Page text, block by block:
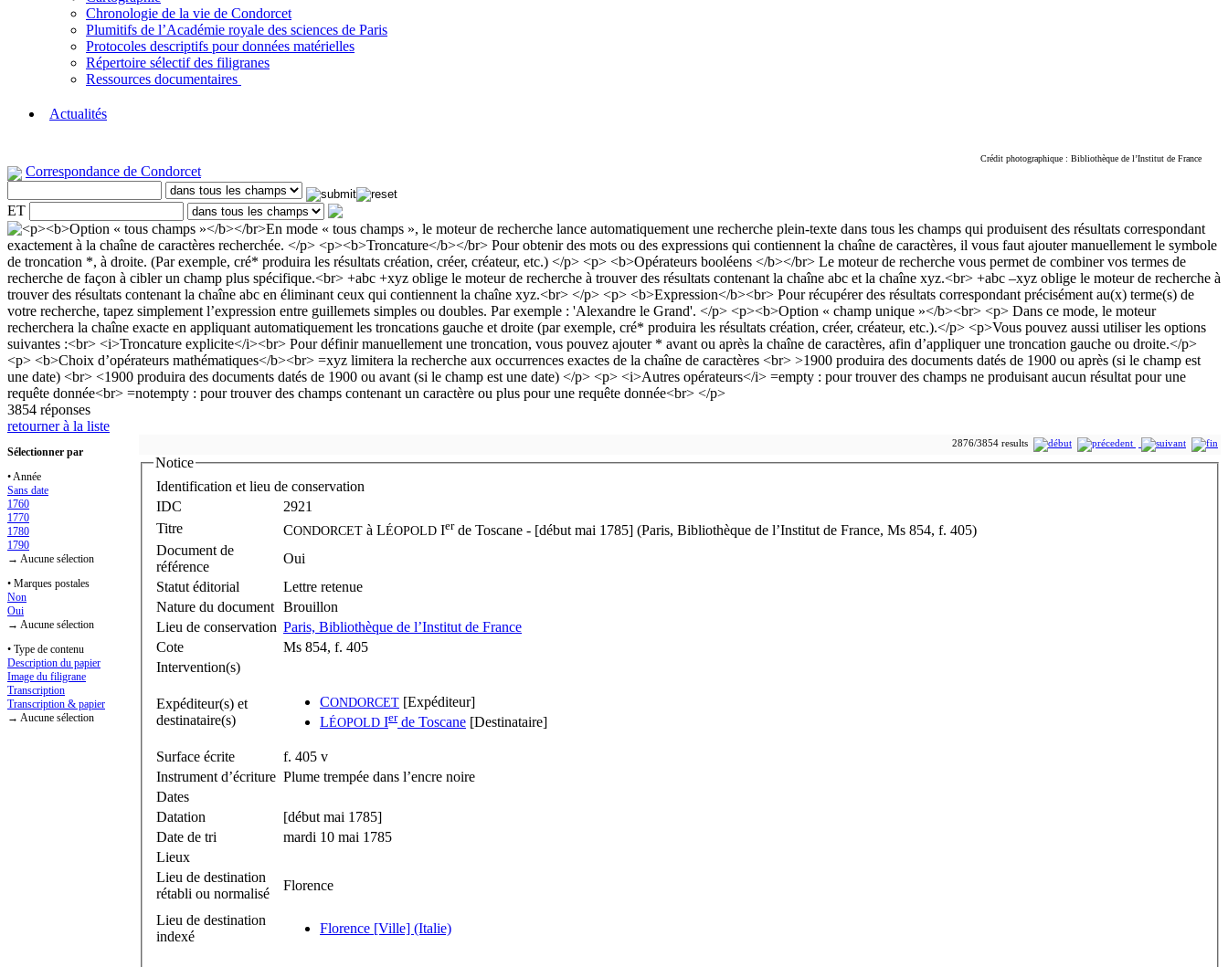
Chronologie de la vie de Condorcet
Plumitifs de l’Académie royale des sciences de Paris
Protocoles descriptifs pour données matérielles
Répertoire sélectif des filigranes
Ressources documentaires
Actualités
Crédit photographique : Bibliothèque de l’Institut de France
Correspondance de Condorcet
ET
3854 réponses
retourner à la liste
Sélectionner par
• Année
Sans date
1760
1770
1780
1790
→ Aucune sélection
• Marques postales
Non
Oui
→ Aucune sélection
• Type de contenu
Description du papier
Image du filigrane
Transcription
Transcription & papier
→ Aucune sélection
2876/3854 results
Notice
Identification et lieu de conservation
IDC
2921
Titre
CONDORCET à LÉOPOLD Ierde Toscane - [début mai 1785] (Paris, Bibliothèque de l’Institut de France, Ms 854, f. 405)
Document de
référence
Oui
Statut éditorial
Lettre retenue
Nature du document Brouillon
Lieu de conservation Paris, Bibliothèque de l’Institut de France
Cote
Ms 854, f. 405
Intervention(s)
Expéditeur(s) et
destinataire(s)
CONDORCET [Expéditeur]
LÉOPOLD Ierde Toscane [Destinataire]
Surface écrite
f. 405 v
Instrument d’écriture Plume trempée dans l’encre noire
Dates
Datation
[début mai 1785]
Date de tri
mardi 10 mai 1785
Lieux
Lieu de destination
rétabli ou normalisé
Florence
Lieu de destination
indexé
Florence [Ville] (Italie)